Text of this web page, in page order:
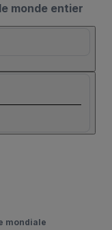
monde entier
mondiale